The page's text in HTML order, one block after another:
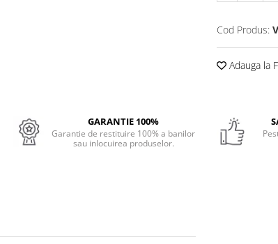
Cod Produs:
Adauga la
GARANTIE 100%
Garantie de restituire 100% a banilor
sau inlocuirea produselor.